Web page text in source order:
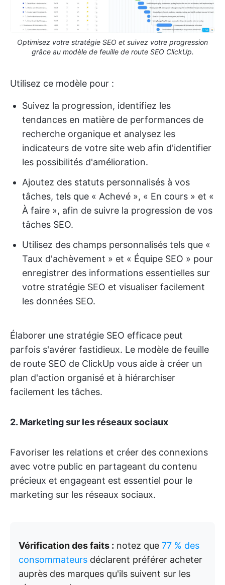
Optimisez votre stratégie SEO et suivez votre progression
grâce au modèle de feuille de route SEO ClickUp.
Utilisez ce modèle pour :
Suivez la progression, identifiez les
tendances en matière de performances de
recherche organique et analysez les
indicateurs de votre site web afin d'identifier
les possibilités d'amélioration.
Ajoutez des statuts personnalisés à vos
tâches, tels que « Achevé », « En cours » et «
À faire », afin de suivre la progression de vos
tâches SEO.
Utilisez des champs personnalisés tels que «
Taux d'achèvement » et « Équipe SEO » pour
enregistrer des informations essentielles sur
votre stratégie SEO et visualiser facilement
les données SEO.
Élaborer une stratégie SEO efficace peut
parfois s'avérer fastidieux. Le modèle de feuille
de route SEO de ClickUp vous aide à créer un
plan d'action organisé et à hiérarchiser
facilement les tâches.
2. Marketing sur les réseaux sociaux
Favoriser les relations et créer des connexions
avec votre public en partageant du contenu
précieux et engageant est essentiel pour le
marketing sur les réseaux sociaux.
Vérification des faits : notez que 77 % des
consommateurs déclarent préférer acheter
auprès des marques qu'ils suivent sur les